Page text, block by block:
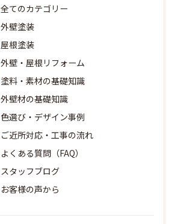
全てのカテゴリー
外壁塗装
屋根塗装
外壁・屋根リフォーム
塗料・素材の基礎知識
外壁材の基礎知識
色選び・デザイン事例
ご近所対応・工事の流れ
よくある質問（FAQ）
スタッフブログ
お客様の声から